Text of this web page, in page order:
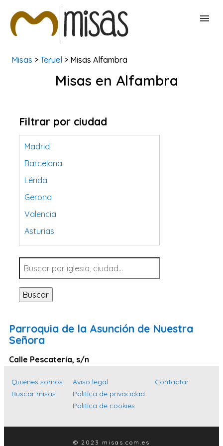
BUSCAR MISAS
Misas > Teruel > Misas Alfambra
Misas en Alfambra
Filtrar por ciudad
Madrid
Barcelona
Lérida
Gerona
Valencia
Asturias
Tarragona
Navarra
Valladolid
Sevilla
Santa Cruz de Tenerife
Islas Baleares
Las Palmas
Buscar
Parroquia de la Asunción de Nuestra
Señora
Calle Pescatería, s/n
Quiénes somos
Buscar misas
Aviso legal
Política de privacidad
Política de cookies
Contactar
© 2023 misas.com.es